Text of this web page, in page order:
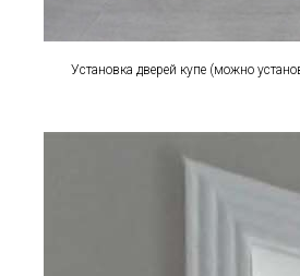
Установка дверей купе (можно